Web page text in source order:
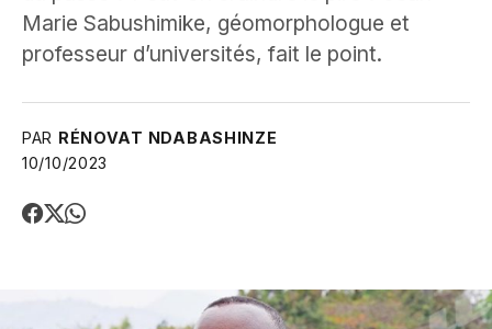
Marie Sabushimike, géomorphologue et
professeur d’universités, fait le point.
PAR RÉNOVAT NDABASHINZE
10/10/2023